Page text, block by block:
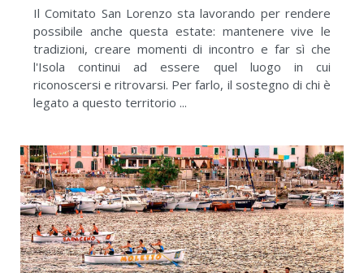
Il Comitato San Lorenzo sta lavorando per rendere
possibile anche questa estate: mantenere vive le
tradizioni, creare momenti di incontro e far sì che
l'Isola continui ad essere quel luogo in cui
riconoscersi e ritrovarsi. Per farlo, il sostegno di chi è
legato a questo territorio ...